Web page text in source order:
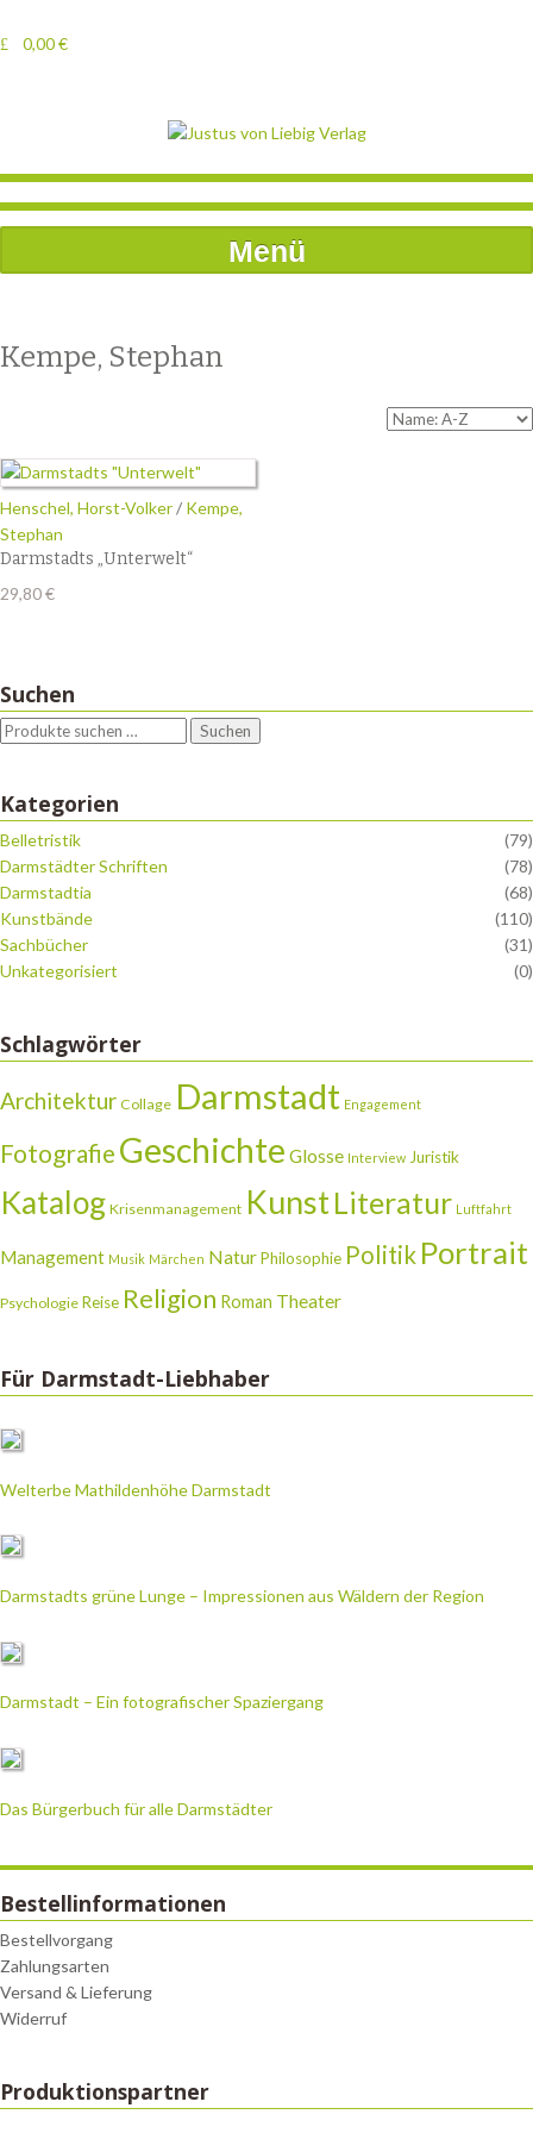
0,00€
Menü
Kempe, Stephan
Henschel, Horst-Volker/ Kempe,
Stephan
Darmstadts „Unterwelt“
29,80€
Suchen
Suchen
Kategorien
Belletristik
(79)
Darmstädter Schriften
(78)
Darmstadtia
(68)
Kunstbände
(110)
Sachbücher
(31)
Unkategorisiert
(0)
Schlagwörter
Architektur Collage Darmstadt Engagement
Fotografie Geschichte Glosse Interview Juristik
Katalog Krisenmanagement KunstLiteratur Luftfahrt
Management Musik Märchen NaturPhilosophie Politik Portrait
Psychologie Reise Religion Roman Theater
Für Darmstadt-Liebhaber
Welterbe Mathildenhöhe Darmstadt
Darmstadts grüne Lunge – Impressionen aus Wäldern der Region
Darmstadt – Ein fotografischer Spaziergang
Das Bürgerbuch für alle Darmstädter
Bestellinformationen
Bestellvorgang
Zahlungsarten
Versand & Lieferung
Widerruf
Produktionspartner